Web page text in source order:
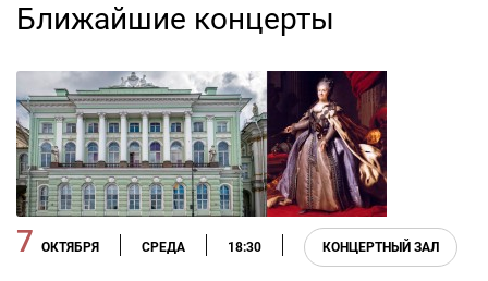
Ближайшие концерты
7 ОКТЯБРЯ СРЕДА 18:30 КОНЦЕРТНЫЙ ЗАЛ